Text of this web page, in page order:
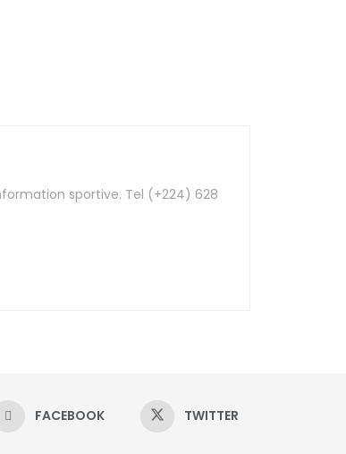
sportive. Tel (+224) 628
FACEBOOK TWITTER